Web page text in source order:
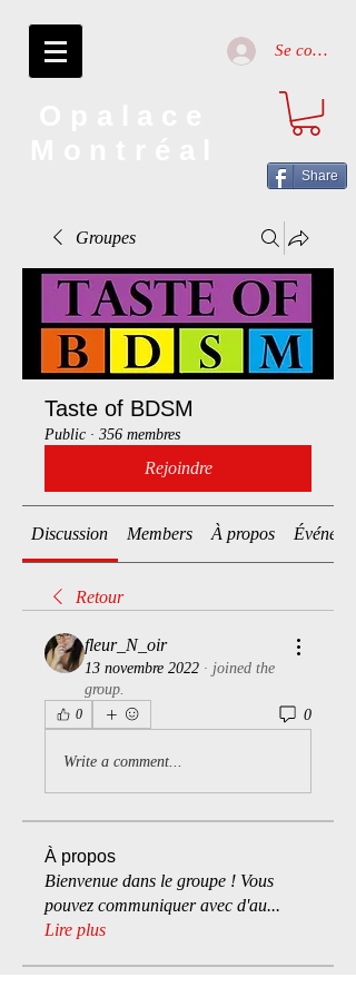
Se connecter
Share
Groupes
Taste of BDSM
Public · 356 membres
Rejoindre
Discussion Members À propos
Retour
fleur_N_oir
13 novembre 2022 · joined the
group.
0 0
Write a comment...
À propos
Bienvenue dans le groupe ! Vous
pouvez communiquer avec d'au...
Lire plus